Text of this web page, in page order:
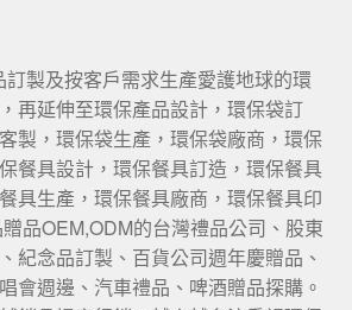
製及按客戶需求生產愛護地球的環
再延伸至環保產品設計，環保袋訂
製，環保袋生產，環保袋廠商，環保
餐具設計，環保餐具訂造，環保餐具
具生產，環保餐具廠商，環保餐具印
品OEM,ODM的台灣禮品公司、股東
紀念品訂製、百貨公司週年慶贈品、
會週邊、汽車禮品、啤酒贈品探購。